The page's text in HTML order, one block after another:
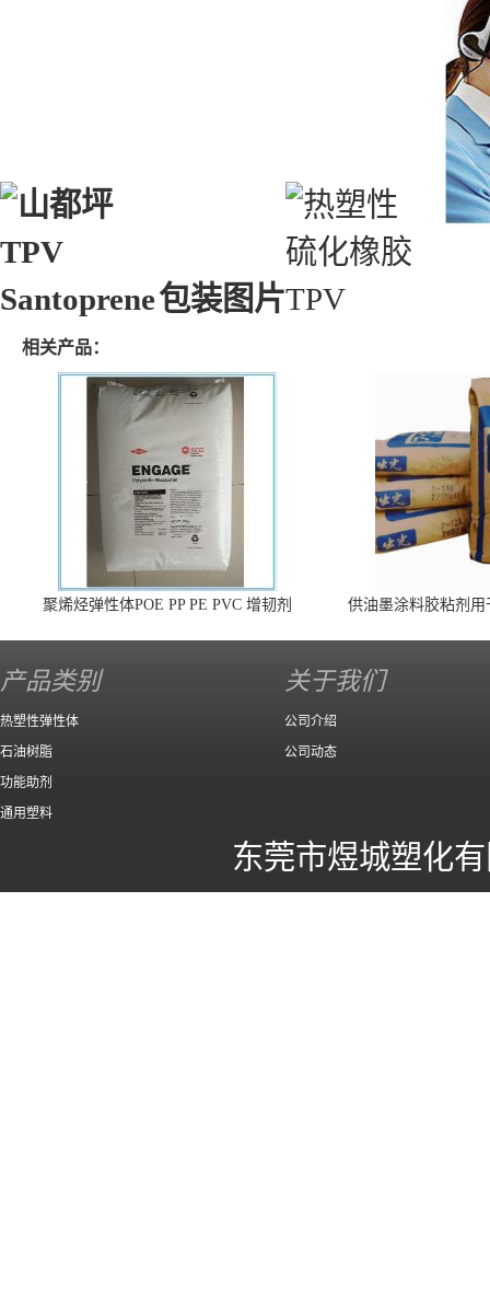
包装图片
相关产品：
聚烯烃弹性体POE PP PE PVC 增韧剂
供油墨涂料胶粘剂
产品类别
热塑性弹性体
石油树脂
功能助剂
通用塑料
关于我们
公司介绍
公司动态
东莞市煜城塑化